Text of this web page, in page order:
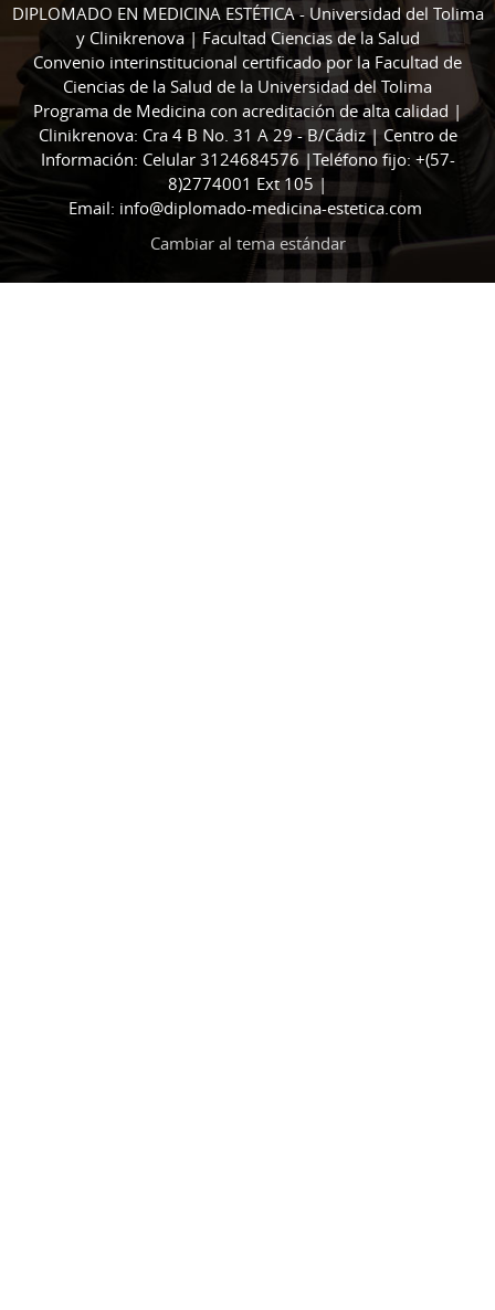
DIPLOMADO EN MEDICINA ESTÉTICA - Universidad del Tolima
y Clinikrenova | Facultad Ciencias de la Salud
Convenio interinstitucional certificado por la Facultad de
Ciencias de la Salud de la Universidad del Tolima
Programa de Medicina con acreditación de alta calidad |
Clinikrenova: Cra 4 B No. 31 A 29 - B/Cádiz | Centro de
Información: Celular 3124684576 |Teléfono fijo: +(57-
8)2774001 Ext 105 |
Email: info@diplomado-medicina-estetica.com
Cambiar al tema estándar